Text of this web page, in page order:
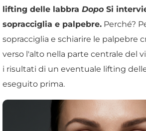
lifting delle labbra Dopo Si
sopracciglia e palpebre. Perché?
sopracciglia e schiarire le palpebre
verso l'alto nella parte centrale del
i risultati di un eventuale lifting
eseguito prima.